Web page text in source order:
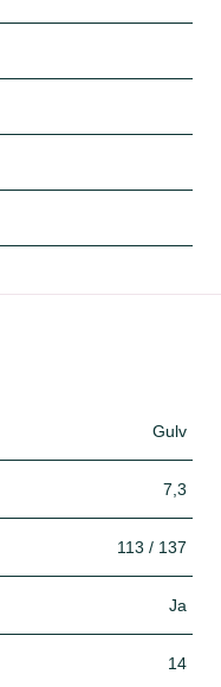
Gulv
7,3
113 / 137
Ja
14